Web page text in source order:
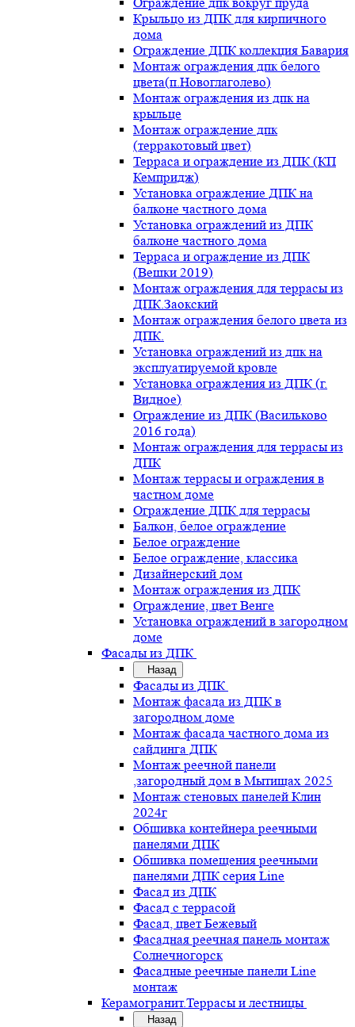
Крыльцо из ДПК для кирпичного
дома
Ограждение ДПК коллекция Бавария
Монтаж ограждения дпк белого
цвета(п.Новоглаголево)
Монтаж ограждения из дпк на
крыльце
Монтаж ограждение дпк
(терракотовый цвет)
Терраса и ограждение из ДПК (КП
Кемпридж)
Установка ограждение ДПК на
балконе частного дома
Установка ограждений из ДПК
балконе частного дома
Терраса и ограждение из ДПК
(Вешки 2019)
Монтаж ограждения для террасы из
ДПК.Заокский
Монтаж ограждения белого цвета из
ДПК.
Установка ограждений из дпк на
эксплуатируемой кровле
Установка ограждения из ДПК (г.
Видное)
Ограждение из ДПК (Васильково
2016 года)
Монтаж ограждения для террасы из
ДПК
Монтаж террасы и ограждения в
частном доме
Ограждение ДПК для террасы
Балкон, белое ограждение
Белое ограждение
Белое ограждение, классика
Дизайнерский дом
Монтаж ограждения из ДПК
Ограждение, цвет Венге
Установка ограждений в загородном
доме
Фасады из ДПК
Назад
Фасады из ДПК
Монтаж фасада из ДПК в
загородном доме
Монтаж фасада частного дома из
сайдинга ДПК
Монтаж реечной панели
,загородный дом в Мытищах 2025
Монтаж стеновых панелей Клин
2024г
Обшивка контейнера реечными
панелями ДПК
Обшивка помещения реечными
панелями ДПК серия Line
Фасад из ДПК
Фасад с террасой
Фасад, цвет Бежевый
Фасадная реечная панель монтаж
Солнечногорск
Фасадные реечные панели Line
монтаж
Керамогранит.Террасы и лестницы
Назад